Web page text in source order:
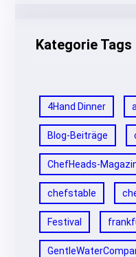
Kategorie Tags
4Hand Dinner
Blog-Beiträge
ChefHeads-
chefstable
Festival